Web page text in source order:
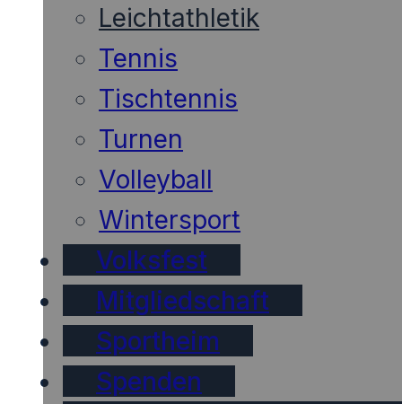
Leichtathletik
Tennis
Tischtennis
Turnen
Volleyball
Wintersport
Volksfest
Mitgliedschaft
Sportheim
Spenden